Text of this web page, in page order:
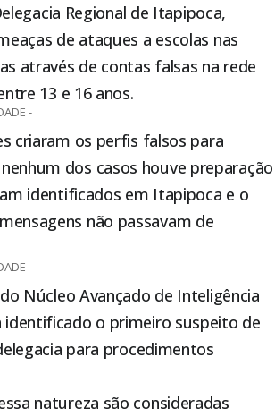
Regional de Itapipoca,
de ataques a escolas nas
através de contas falsas na rede
13 e 16 anos.
-
criaram os perfis falsos para
dos casos houve preparação
identificados em Itapipoca e o
não passavam de
-
Núcleo Avançado de Inteligência
identificado o primeiro suspeito de
para procedimentos
natureza são consideradas